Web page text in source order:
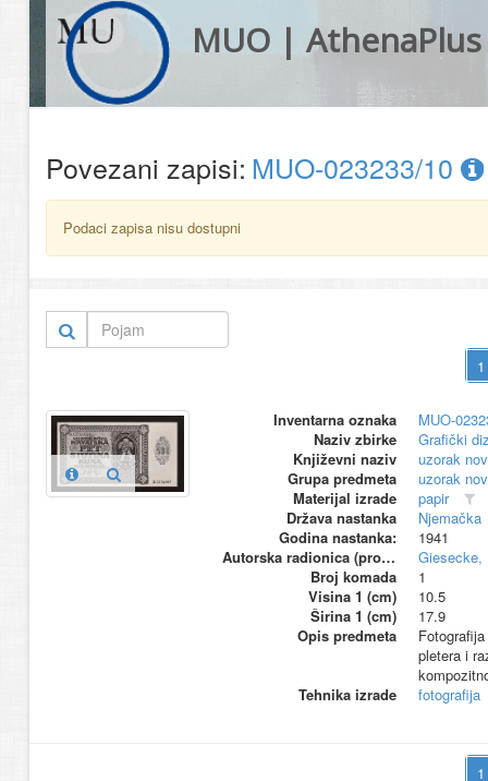
MUO | AthenaPlus
Povezani zapisi: MUO-023233/10
Podaci zapisa nisu dostupni
Inventarna oznaka
MUO-
Naziv zbirke
Grafički
Književni naziv
uzorak
Grupa predmeta
uzorak
Materijal izrade
papir
Država nastanka
Njemačka
Godina nastanka:
1941
Autorska radionica (proizvođač)
Giesecke,
Broj komada
1
Visina 1 (cm)
10.5
Širina 1 (cm)
17.9
Opis predmeta
pletera i
Tehnika izrade
fotografija